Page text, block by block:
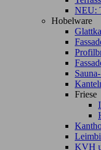
NEU:
Hobelware
Friese
KVH